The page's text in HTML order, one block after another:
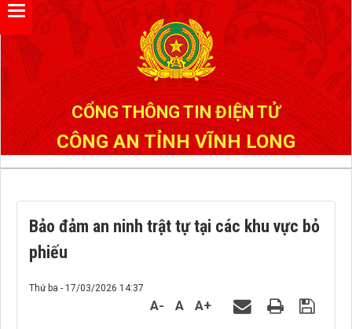
CỔNG THÔNG TIN ĐIỆN TỬ
CÔNG AN TỈNH VĨNH LONG
Bảo đảm an ninh trật tự tại các khu vực bỏ
phiếu
Thứ ba - 17/03/2026 14:37
A- A A+